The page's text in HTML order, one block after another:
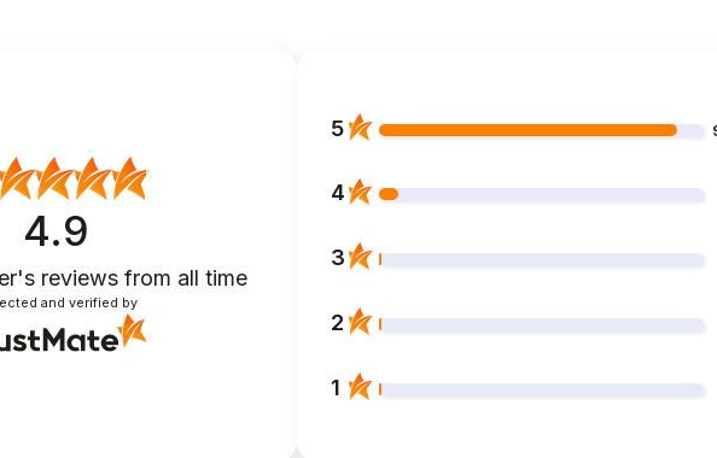
4.9
reviews from all time
and verified by
5
4
3
2
1